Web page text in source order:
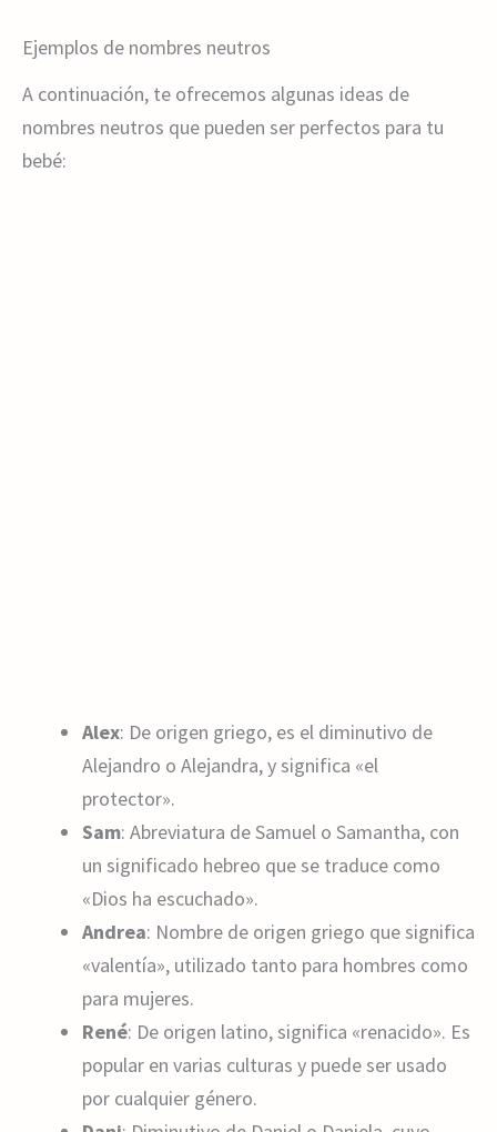
Ejemplos de nombres neutros
A continuación, te ofrecemos algunas ideas de
nombres neutros que pueden ser perfectos para tu
bebé:
Alex: De origen griego, es el diminutivo de
Alejandro o Alejandra, y significa «el
protector».
Sam: Abreviatura de Samuel o Samantha, con
un significado hebreo que se traduce como
«Dios ha escuchado».
Andrea: Nombre de origen griego que significa
«valentía», utilizado tanto para hombres como
para mujeres.
René: De origen latino, significa «renacido». Es
popular en varias culturas y puede ser usado
por cualquier género.